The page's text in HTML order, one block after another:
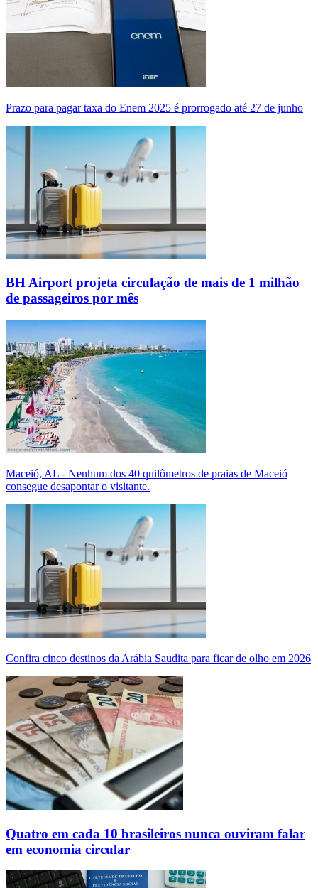
Prazo para pagar taxa do Enem 2025 é prorrogado até 27 de junho
BH Airport projeta circulação de mais de 1 milhão
de passageiros por mês
Maceió, AL - Nenhum dos 40 quilômetros de praias de Maceió
consegue desapontar o visitante.
Confira cinco destinos da Arábia Saudita para ficar de olho em 2026
Quatro em cada 10 brasileiros nunca ouviram falar
em economia circular